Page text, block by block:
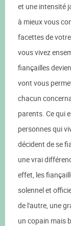
et une intensité
à mieux vous
facettes de
vous vivez
fiançailles
vont vous
chacun
parents. Ce qui
personnes qui
décident de se
une vrai
effet, les
solennel et
de l'autre, une
un copain mais